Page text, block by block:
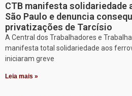
CTB manifesta solidariedade
São Paulo e denuncia
privatizações de Tarcísio
A Central dos Trabalhadores e
manifesta total solidariedade aos
iniciaram greve
Leia mais »